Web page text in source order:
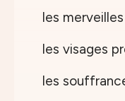
les
les visages
les